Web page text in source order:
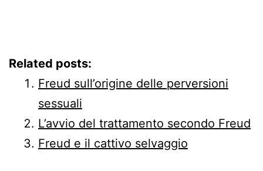
Related posts:
Freud sull’origine delle perversioni
sessuali
L’avvio del trattamento secondo Freud
Freud e il cattivo selvaggio